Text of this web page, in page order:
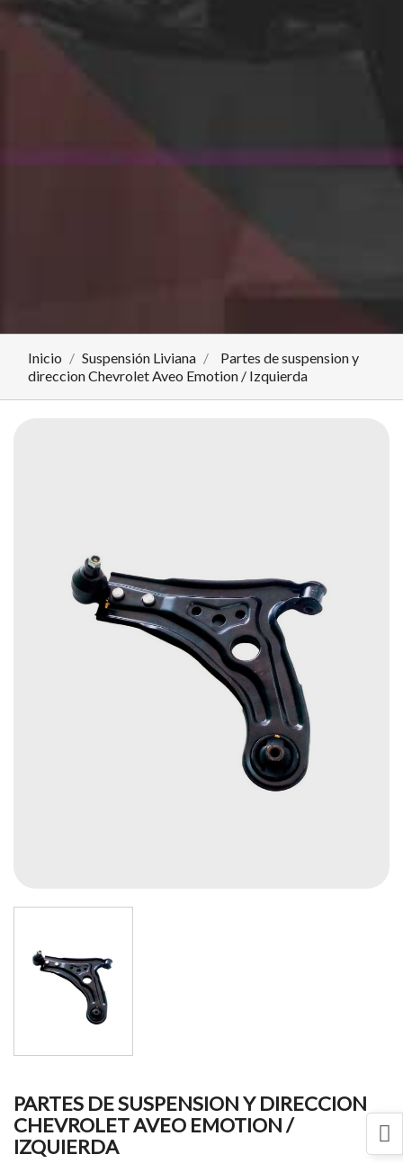
Inicio Suspensión Liviana
Partes de suspension y
direccion Chevrolet Aveo Emotion / Izquierda
PARTES DE SUSPENSION Y DIRECCION
CHEVROLET AVEO EMOTION /
IZQUIERDA